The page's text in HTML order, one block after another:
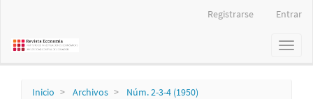
principal
Registrarse Entrar
Toggle
Inicio Archivos
Núm. 2-3-4 (1950)